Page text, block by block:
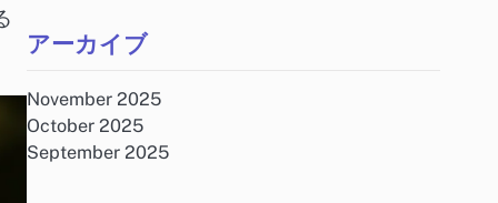
アーカイブ
November 2025
October 2025
September 2025